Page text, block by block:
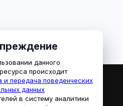
данного
происходит
и передача поведенческих
данных
в систему аналитики